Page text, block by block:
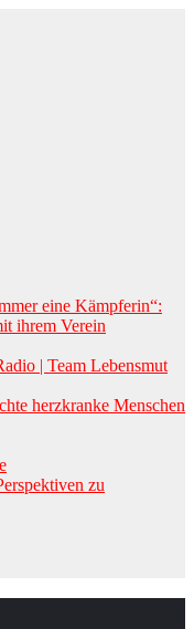
eine Kämpferin“:
ihrem Verein
| Team Lebensmut
herzkranke Menschen
zu